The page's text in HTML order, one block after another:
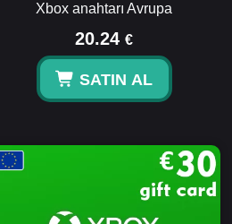
Xbox anahtarı Avrupa
20.24 €
SATIN AL